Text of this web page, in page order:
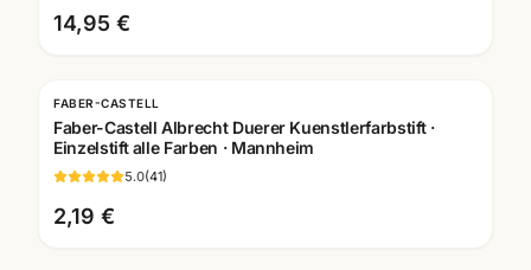
14,95 €
FABER-CASTELL
Faber-Castell Albrecht Duerer Kuenstlerfarbstift ·
Einzelstift alle Farben · Mannheim
5.0(41)
2,19 €